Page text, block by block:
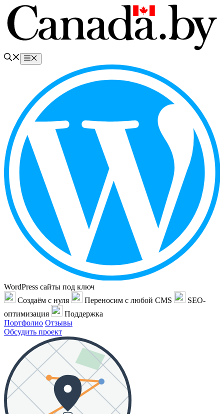
Перейти
содержимому
Меню
WordPress сайты под ключ
Создаём с нуля
Переносим с любой CMS
SEO-
оптимизация
Поддержка
Портфолио Отзывы
Обсудить проект